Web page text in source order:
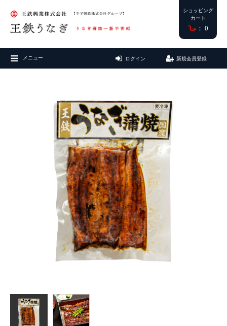
ショッピング
カート
0
メニュー ログイン 新規会員登録
カテゴリーから探す
CATEGORY
全て
国産うなぎ（ご購入は画像をクリック）
台湾産うなぎ（ご購入は画像をクリック）
商品ステータス
STATUS
おすすめ商品
新商品
王鉄うなぎについて
ご利用ガイド
カートを見る